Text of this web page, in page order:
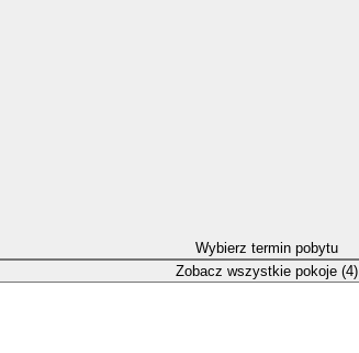
Wybierz termin pobytu
Zobacz wszystkie pokoje (4)